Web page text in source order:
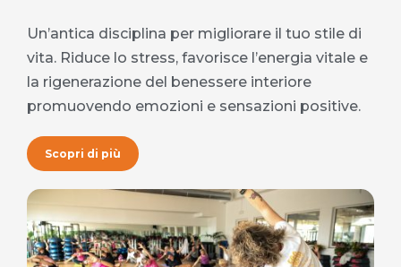
Un’antica disciplina per migliorare il tuo stile di
vita. Riduce lo stress, favorisce l’energia vitale e
la rigenerazione del benessere interiore
promuovendo emozioni e sensazioni positive.
Scopri di più